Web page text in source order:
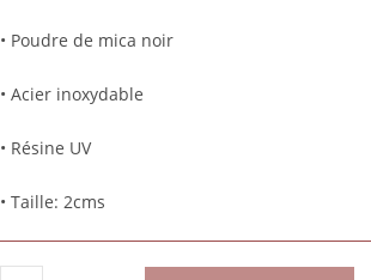
• Poudre de mica noir
• Acier inoxydable
• Résine UV
• Taille: 2cms